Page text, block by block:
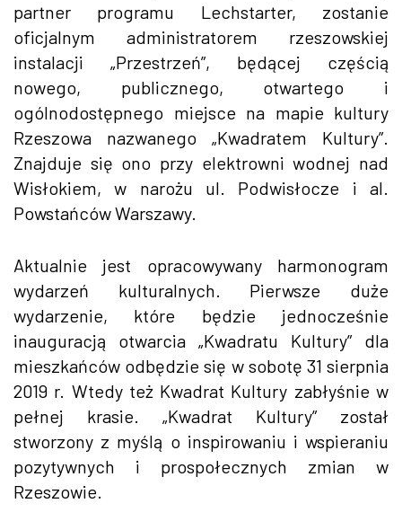
partner programu Lechstarter, zostanie
oficjalnym administratorem rzeszowskiej
instalacji „Przestrzeń”, będącej częścią
nowego, publicznego, otwartego i
ogólnodostępnego miejsce na mapie kultury
Rzeszowa nazwanego „Kwadratem Kultury”.
Znajduje się ono przy elektrowni wodnej nad
Wisłokiem, w narożu ul. Podwisłocze i al.
Powstańców Warszawy.
Aktualnie jest opracowywany harmonogram
wydarzeń kulturalnych. Pierwsze duże
wydarzenie, które będzie jednocześnie
inauguracją otwarcia „Kwadratu Kultury” dla
mieszkańców odbędzie się w sobotę 31 sierpnia
2019 r. Wtedy też Kwadrat Kultury zabłyśnie w
pełnej krasie. „Kwadrat Kultury” został
stworzony z myślą o inspirowaniu i wspieraniu
pozytywnych i prospołecznych zmian w
Rzeszowie.